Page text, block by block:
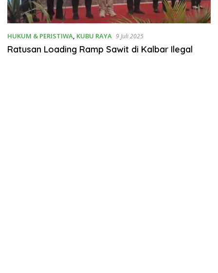
HUKUM & PERISTIWA KUBU RAYA 9 Juli 2025
Ratusan Loading Ramp Sawit di Kalbar Ilegal